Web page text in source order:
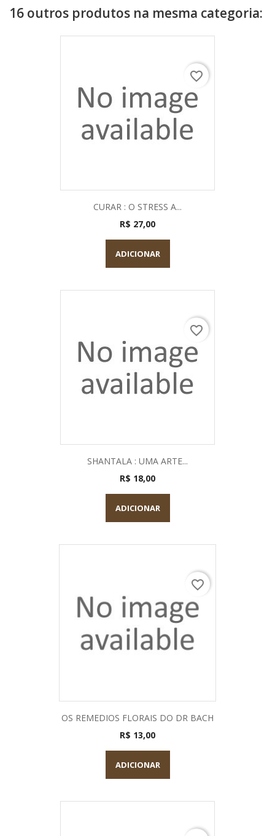
16 outros produtos na mesma categoria:
CURAR : O STRESS A...
R$ 27,00
ADICIONAR
favorite_border
SHANTALA : UMA ARTE...
R$ 18,00
ADICIONAR
favorite_border
OS REMEDIOS FLORAIS DO DR BACH
R$ 13,00
ADICIONAR
favorite_border